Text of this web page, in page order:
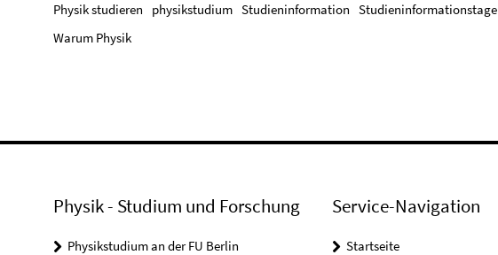
Physik studieren
physikstudium Studieninformation Studieninformationstage
Warum Physik
Physik - Studium und Forschung
Physikstudium an der FU Berlin
Service-Navigation
Startseite